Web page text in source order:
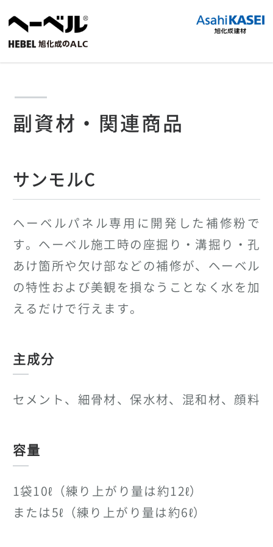
副資材・関連商品
サンモルC
ヘーベルパネル専用に開発した補修粉で
す。ヘーベル施工時の座掘り・溝掘り・孔
あけ箇所や欠け部などの補修が、ヘーベル
の特性および美観を損なうことなく水を加
えるだけで行えます。
主成分
セメント、細骨材、保水材、混和材、顔料
容量
1袋10ℓ（練り上がり量は約12ℓ）
または5ℓ（練り上がり量は約6ℓ）